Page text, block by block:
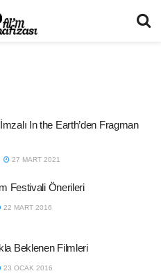
In the Earth’den Fragman
27 MART 2021
Festivali Önerileri
22 MART 2016
Beklenen Filmleri
23 OCAK 2016